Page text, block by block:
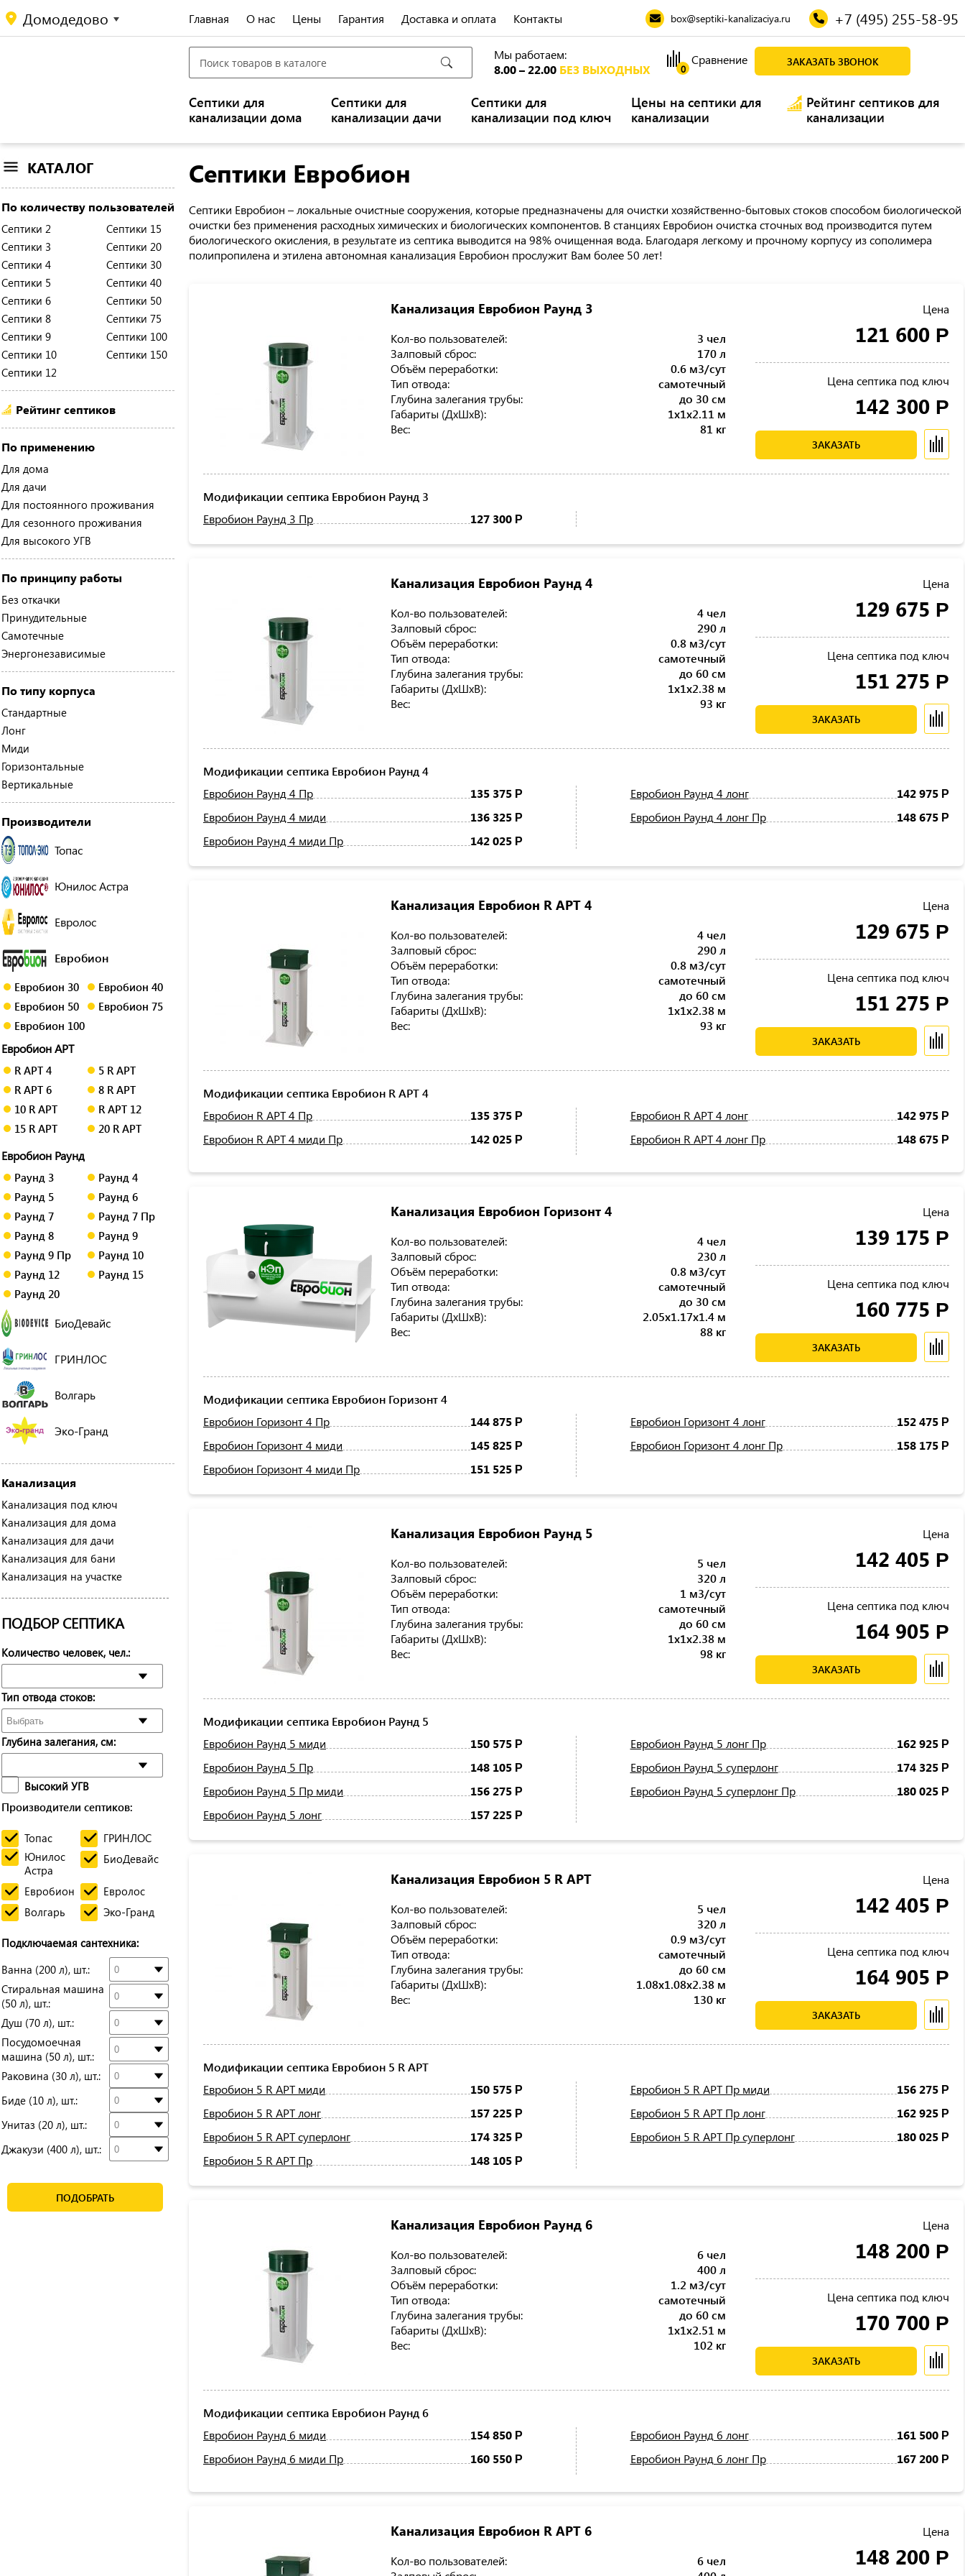
Домодедово Главная О нас Цены Гарантия Доставка и оплата Контакты box@septiki-kanalizaciya.ru +7 (495) 255-58-95
Мы работаем:
8.00 – 22.00 БЕЗ ВЫХОДНЫХ 0
Сравнение ЗАКАЗАТЬ ЗВОНОК
Септики для
канализации дома
Септики для
канализации дачи
Септики для
канализации под ключ
Цены на септики для
канализации
Рейтинг септиков для
канализации
КАТАЛОГ
По количеству пользователей
Септики 2
Септики 3
Септики 4
Септики 5
Септики 6
Септики 8
Септики 9
Септики 10
Септики 12
Септики 15
Септики 20
Септики 30
Септики 40
Септики 50
Септики 75
Септики 100
Септики 150
Рейтинг септиков
По применению
Для дома
Для дачи
Для постоянного проживания
Для сезонного проживания
Для высокого УГВ
По принципу работы
Без откачки
Принудительные
Самотечные
Энергонезависимые
По типу корпуса
Стандартные
Лонг
Миди
Горизонтальные
Вертикальные
Производители
Топас
Юнилос Астра
Евролос
Евробион
Евробион 30
Евробион 40
Евробион 50
Евробион 75
Евробион 100
Евробион АРТ
R АРТ 4
5 R АРТ
R АРТ 6
8 R АРТ
10 R АРТ
R АРТ 12
15 R АРТ
20 R АРТ
Евробион Раунд
Раунд 3
Раунд 4
Раунд 5
Раунд 6
Раунд 7
Раунд 7 Пр
Раунд 8
Раунд 9
Раунд 9 Пр
Раунд 10
Раунд 12
Раунд 15
Раунд 20
БиоДевайс
ГРИНЛОС
Волгарь
Эко-Гранд
Канализация
Канализация под ключ
Канализация для дома
Канализация для дачи
Канализация для бани
Канализация на участке
ПОДБОР СЕПТИКА
Количество человек, чел.:
Тип отвода стоков:
Глубина залегания, см:
Высокий УГВ
Производители септиков:
Топас
ГРИНЛОС
Юнилос
Астра
БиоДевайс
Евробион
Евролос
Волгарь
Эко-Гранд
Подключаемая сантехника:
Ванна (200 л), шт.:
Стиральная машина
(50 л), шт.:
Душ (70 л), шт.:
Посудомоечная
машина (50 л), шт.:
Раковина (30 л), шт.:
Биде (10 л), шт.:
Унитаз (20 л), шт.:
Джакузи (400 л), шт.:
ПОДОБРАТЬ
Септики Евробион
Септики Евробион – локальные очистные сооружения, которые предназначены для очистки хозяйственно-бытовых стоков способом биологической
очистки без применения расходных химических и биологических компонентов. В станциях Евробион очистка сточных вод производится путем
биологического окисления, в результате из септика выводится на 98% очищенная вода. Благодаря легкому и прочному корпусу из сополимера
полипропилена и этилена автономная канализация Евробион прослужит Вам более 50 лет!
Канализация Евробион Раунд 3
Кол-во пользователей:
3 чел
Залповый сброс:
170 л
Объём переработки:
0.6 м3/сут
Тип отвода:
самотечный
Глубина залегания трубы:
до 30 см
Габариты (ДхШхВ):
1x1x2.11 м
Вес:
81 кг
Цена
121 600 Р
Цена септика под ключ
142 300 Р
ЗАКАЗАТЬ
Модификации септика Евробион Раунд 3
Евробион Раунд 3 Пр
127 300 Р
Канализация Евробион Раунд 4
Кол-во пользователей:
4 чел
Залповый сброс:
290 л
Объём переработки:
0.8 м3/сут
Тип отвода:
самотечный
Глубина залегания трубы:
до 60 см
Габариты (ДхШхВ):
1x1x2.38 м
Вес:
93 кг
Цена
129 675 Р
Цена септика под ключ
151 275 Р
ЗАКАЗАТЬ
Модификации септика Евробион Раунд 4
Евробион Раунд 4 Пр
135 375 Р
Евробион Раунд 4 миди 136 325 Р
Евробион Раунд 4 миди Пр 142 025 Р
Евробион Раунд 4 лонг 142 975 Р
Евробион Раунд 4 лонг Пр 148 675 Р
Канализация Евробион R АРТ 4
Кол-во пользователей:
4 чел
Залповый сброс:
290 л
Объём переработки:
0.8 м3/сут
Тип отвода:
самотечный
Глубина залегания трубы:
до 60 см
Габариты (ДхШхВ):
1x1x2.38 м
Вес:
93 кг
Цена
129 675 Р
Цена септика под ключ
151 275 Р
ЗАКАЗАТЬ
Модификации септика Евробион R АРТ 4
Евробион R АРТ 4 Пр
135 375 Р
Евробион R АРТ 4 миди Пр 142 025 Р
Евробион R АРТ 4 лонг 142 975 Р
Евробион R АРТ 4 лонг Пр 148 675 Р
Канализация Евробион Горизонт 4
Кол-во пользователей:
4 чел
Залповый сброс:
230 л
Объём переработки:
0.8 м3/сут
Тип отвода:
самотечный
Глубина залегания трубы:
до 30 см
Габариты (ДхШхВ):
2.05x1.17x1.4 м
Вес:
88 кг
Цена
139 175 Р
Цена септика под ключ
160 775 Р
ЗАКАЗАТЬ
Модификации септика Евробион Горизонт 4
Евробион Горизонт 4 Пр
144 875 Р
Евробион Горизонт 4 миди 145 825 Р
Евробион Горизонт 4 миди Пр 151 525 Р
Евробион Горизонт 4 лонг 152 475 Р
Евробион Горизонт 4 лонг Пр 158 175 Р
Канализация Евробион Раунд 5
Кол-во пользователей:
5 чел
Залповый сброс:
320 л
Объём переработки:
1 м3/сут
Тип отвода:
самотечный
Глубина залегания трубы:
до 60 см
Габариты (ДхШхВ):
1x1x2.38 м
Вес:
98 кг
Цена
142 405 Р
Цена септика под ключ
164 905 Р
ЗАКАЗАТЬ
Модификации септика Евробион Раунд 5
Евробион Раунд 5 миди
150 575 Р
Евробион Раунд 5 Пр 148 105 Р
Евробион Раунд 5 Пр миди 156 275 Р
Евробион Раунд 5 лонг 157 225 Р
Евробион Раунд 5 лонг Пр 162 925 Р
Евробион Раунд 5 суперлонг 174 325 Р
Евробион Раунд 5 суперлонг Пр 180 025 Р
Канализация Евробион 5 R АРТ
Кол-во пользователей:
5 чел
Залповый сброс:
320 л
Объём переработки:
0.9 м3/сут
Тип отвода:
самотечный
Глубина залегания трубы:
до 60 см
Габариты (ДхШхВ):
1.08x1.08x2.38 м
Вес:
130 кг
Цена
142 405 Р
Цена септика под ключ
164 905 Р
ЗАКАЗАТЬ
Модификации септика Евробион 5 R АРТ
Евробион 5 R АРТ миди
150 575 Р
Евробион 5 R АРТ лонг 157 225 Р
Евробион 5 R АРТ суперлонг 174 325 Р
Евробион 5 R АРТ Пр 148 105 Р
Евробион 5 R АРТ Пр миди 156 275 Р
Евробион 5 R АРТ Пр лонг 162 925 Р
Евробион 5 R АРТ Пр суперлонг 180 025 Р
Канализация Евробион Раунд 6
Кол-во пользователей:
6 чел
Залповый сброс:
400 л
Объём переработки:
1.2 м3/сут
Тип отвода:
самотечный
Глубина залегания трубы:
до 60 см
Габариты (ДхШхВ):
1x1x2.51 м
Вес:
102 кг
Цена
148 200 Р
Цена септика под ключ
170 700 Р
ЗАКАЗАТЬ
Модификации септика Евробион Раунд 6
Евробион Раунд 6 миди
154 850 Р
Евробион Раунд 6 миди Пр 160 550 Р
Евробион Раунд 6 лонг 161 500 Р
Евробион Раунд 6 лонг Пр 167 200 Р
Канализация Евробион R АРТ 6
Кол-во пользователей:
6 чел
Цена
148 200 Р